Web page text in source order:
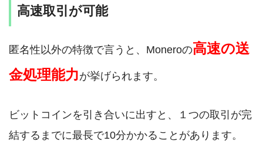
高速取引が可能
匿名性以外の特徴で言うと、Moneroの高速の送
金処理能力が挙げられます。
ビットコインを引き合いに出すと、１つの取引が完
結するまでに最長で10分かかることがあります。